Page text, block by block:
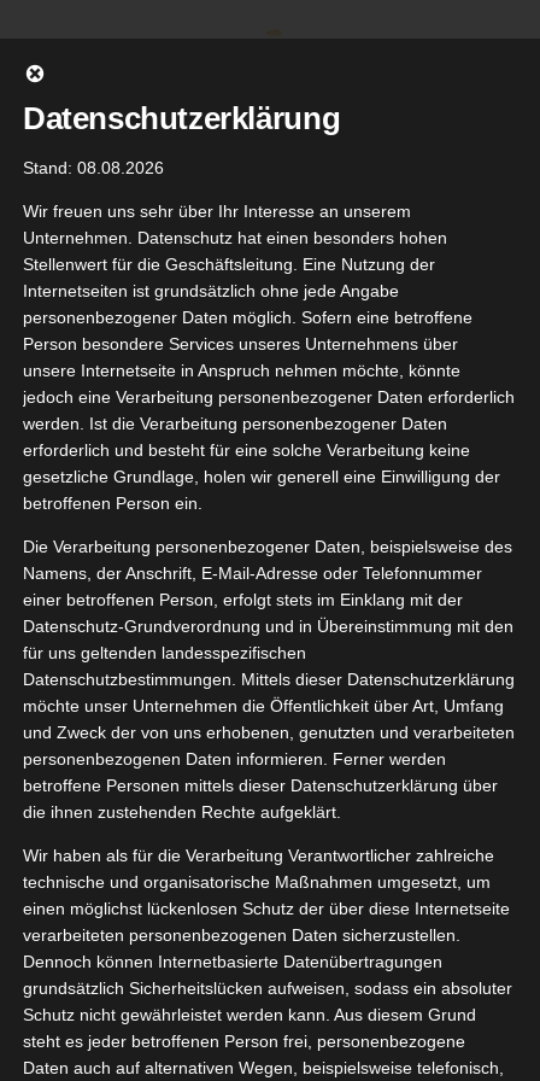
springen
Gehe zu ...
09, 2021
Essen
Morgengold Probe Brötchen Paket
September 17, 2021 | Backen,Essen ,Produktvorstellungen
Weiterlesen
Datenschutzerklärung
Stand: 08.08.2026
Wir freuen uns sehr über Ihr Interesse an unserem
Unternehmen. Datenschutz hat einen besonders hohen
Stellenwert für die Geschäftsleitung. Eine Nutzung der
Internetseiten ist grundsätzlich ohne jede Angabe
personenbezogener Daten möglich. Sofern eine betroffene
Person besondere Services unseres Unternehmens über
unsere Internetseite in Anspruch nehmen möchte, könnte
jedoch eine Verarbeitung personenbezogener Daten erforderlich
werden. Ist die Verarbeitung personenbezogener Daten
erforderlich und besteht für eine solche Verarbeitung keine
gesetzliche Grundlage, holen wir generell eine Einwilligung der
betroffenen Person ein.
Die Verarbeitung personenbezogener Daten, beispielsweise des
Namens, der Anschrift, E-Mail-Adresse oder Telefonnummer
einer betroffenen Person, erfolgt stets im Einklang mit der
Datenschutz-Grundverordnung und in Übereinstimmung mit den
für uns geltenden landesspezifischen
Datenschutzbestimmungen. Mittels dieser Datenschutzerklärung
möchte unser Unternehmen die Öffentlichkeit über Art, Umfang
und Zweck der von uns erhobenen, genutzten und verarbeiteten
personenbezogenen Daten informieren. Ferner werden
betroffene Personen mittels dieser Datenschutzerklärung über
die ihnen zustehenden Rechte aufgeklärt.
Wir haben als für die Verarbeitung Verantwortlicher zahlreiche
technische und organisatorische Maßnahmen umgesetzt, um
einen möglichst lückenlosen Schutz der über diese Internetseite
verarbeiteten personenbezogenen Daten sicherzustellen.
Dennoch können Internetbasierte Datenübertragungen
grundsätzlich Sicherheitslücken aufweisen, sodass ein absoluter
Schutz nicht gewährleistet werden kann. Aus diesem Grund
steht es jeder betroffenen Person frei, personenbezogene
Daten auch auf alternativen Wegen, beispielsweise telefonisch,